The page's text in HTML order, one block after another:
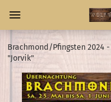
Brachmond/Pfingsten 2024
"Jorvik"